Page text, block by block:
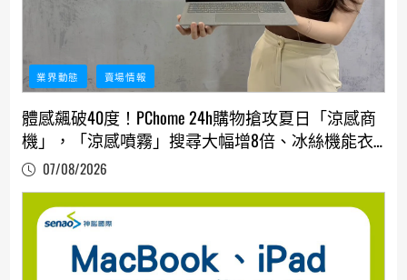
業界動態 賣場情報
體感飆破40度！PChome 24h購物搶攻夏日「涼感商
機」，「涼感噴霧」搜尋大幅增8倍、冰絲機能衣
銷量雙位數成長
07/08/2026